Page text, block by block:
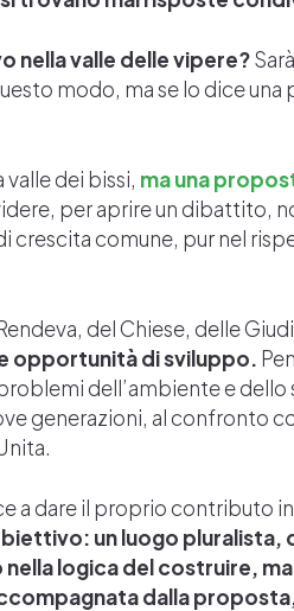
nella valle delle vipere?
modo, ma se lo dice
dei bissi, ma una
per aprire un dibattito,
crescita comune, pur nel
del Chiese, delle
opportunità di sviluppo.
dell’ambiente e
generazioni, al confronto
a dare il proprio contributo
un luogo
logica del costruire,
dalla